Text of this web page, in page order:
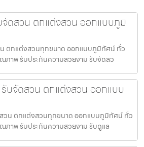
ดสวน ตกแต่งสวน ออกแบบภูมิ
ตกแต่งสวนทุกขนาด ออกแบบภูมิทัศน์ ทั่ว
ภาพ รับประกันความสวยงาม รับจัดสว
บจัดสวน ตกแต่งสวน ออกแบบ
วน ตกแต่งสวนทุกขนาด ออกแบบภูมิทัศน์ ทั่ว
ภาพ รับประกันความสวยงาม รับดูแล